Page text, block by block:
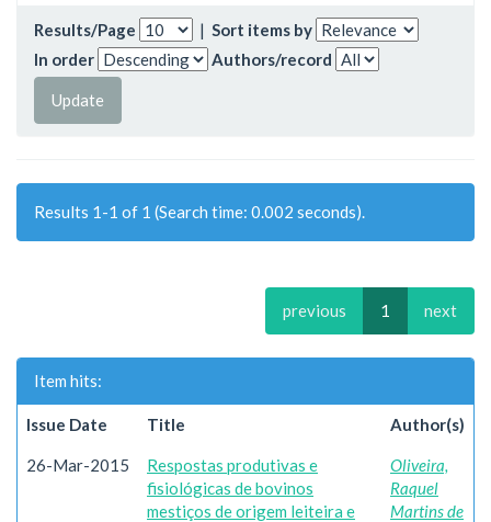
Results/Page | Sort items by
In order
Authors/record
Results 1-1 of 1 (Search time: 0.002 seconds).
previous 1 next
Item hits:
Issue Date Title Author(s)
26-Mar-2015
Respostas produtivas e
fisiológicas de bovinos
mestiços de origem leiteira e
Oliveira,
Raquel
Martins de